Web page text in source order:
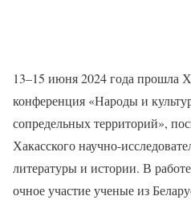
13–15 июня 2024 года прошла
конференция «Народы и
сопредельных территорий»,
Хакасского научно-
литературы и истории. В
очное участие ученые из